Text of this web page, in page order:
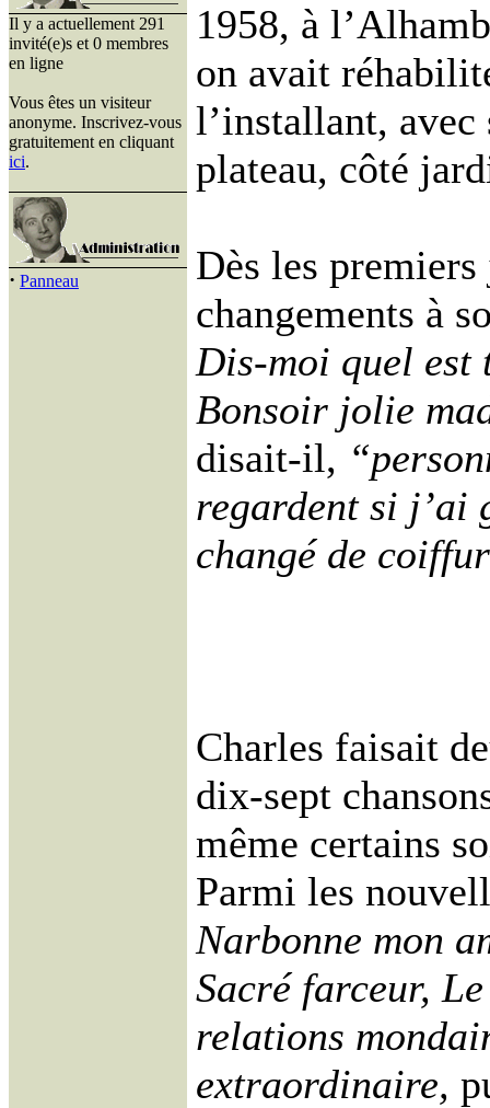
Il y a actuellement 291
invité(e)s et 0 membres
en ligne
Vous êtes un visiteur
anonyme. Inscrivez-vous
gratuitement en cliquant
ici.
· Panneau
1958, à
on avait
l’installant, avec
plateau, côté
Dès les
changements à
Dis-moi quel est
Bonsoir jolie
disait-il,
regardent si j’ai
changé de
Charles faisait
dix-sept
même certains
Parmi les
Narbonne mon
Sacré farceur,
relations
extraordinaire,